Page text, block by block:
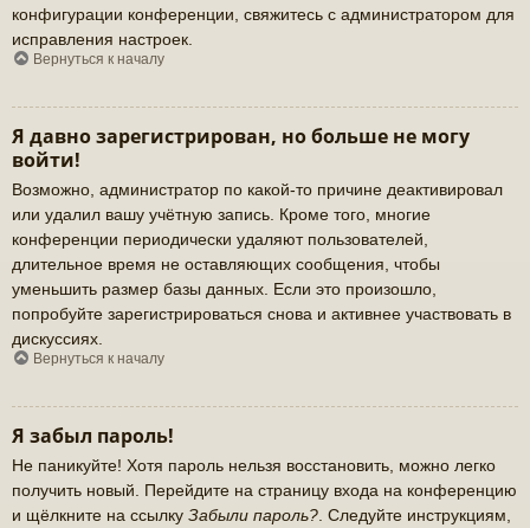
конфигурации конференции, свяжитесь с администратором для
исправления настроек.
Вернуться к началу
Я давно зарегистрирован, но больше не могу
войти!
Возможно, администратор по какой-то причине деактивировал
или удалил вашу учётную запись. Кроме того, многие
конференции периодически удаляют пользователей,
длительное время не оставляющих сообщения, чтобы
уменьшить размер базы данных. Если это произошло,
попробуйте зарегистрироваться снова и активнее участвовать в
дискуссиях.
Вернуться к началу
Я забыл пароль!
Не паникуйте! Хотя пароль нельзя восстановить, можно легко
получить новый. Перейдите на страницу входа на конференцию
и щёлкните на ссылку Забыли пароль? . Следуйте инструкциям,